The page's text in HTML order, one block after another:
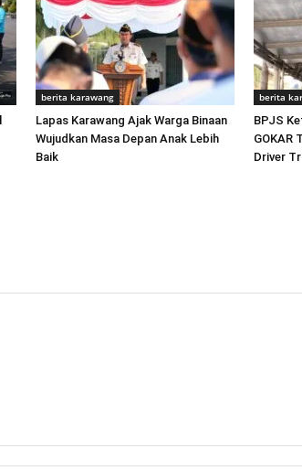
berita karawang
Lapas Karawang Ajak Warga Binaan
Wujudkan Masa Depan Anak Lebih
Baik
berita
BPJS
GOKAR
Driver